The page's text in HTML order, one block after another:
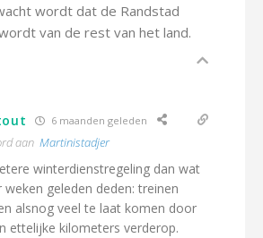
wordt dat de Randstad
van de rest van het land.
6 maanden geleden
aan Martinistadjer
winterdienstregeling dan wat
weken geleden deden: treinen
alsnog veel te laat komen door
ettelijke kilometers verderop.